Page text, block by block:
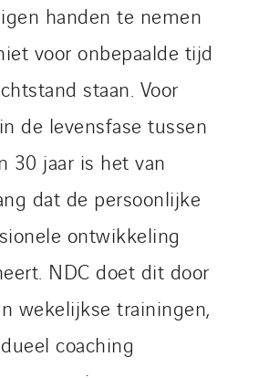
handen te nemen
voor onbepaalde tijd
staan. Voor
de levensfase tussen
30 jaar is het van
dat de persoonlijke
ontwikkeling
NDC doet dit door
wekelijkse trainingen,
coaching